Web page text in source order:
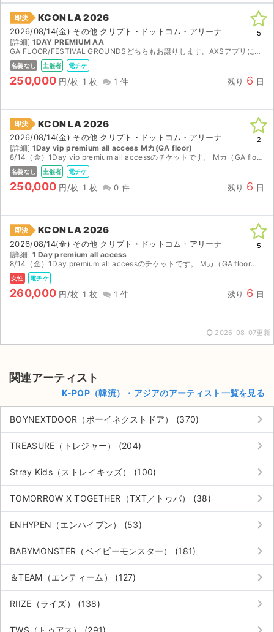
チケットジャム運営会社
チケットジャム利用規約
プライバシーポリシー
公演登録依頼
不正転売禁止法について
チケットジャムの取り組み
即決 KCON LA 2026
2026/08/14(金) その他 クリプト・ドットコム・アリーナ
[詳細] 1DAY PREMIUM AA
GA FLOOR/FESTIVAL GROUNDSどちらもお譲りします。AXSアプリにて譲渡します。
名義なし 主催者 電チケ
250,000 円/枚 1 枚 1 件 残り 6 日
5
即決 KCON LA 2026
2026/08/14(金) その他 クリプト・ドットコム・アリーナ
[詳細] 1Day vip premium all access Mカ(GA floor)
8/14（金）1Day vip premium all accessのチケットです。 Mカ（GA floor）のみのお譲りとなります。 FGチケットは譲渡不可。 AXSにて公式譲渡予定、お...
名義なし 主催者 電チケ
250,000 円/枚 1 枚 0 件 残り 6 日
2
即決 KCON LA 2026
2026/08/14(金) その他 クリプト・ドットコム・アリーナ
[詳細] 1 Day premium all access
8/14（金）1Day premium all accessのチケットです。 Mカ（GA floor）のみのお譲りとなります。 FGは含まれておりません。 AXSにて公式譲渡予定、お支払い...
女性 電チケ
260,000 円/枚 1 枚 1 件 残り 6 日
5
2026-08-07更新
関連アーティスト
K-POP（韓流）・アジアのアーティスト一覧を見る
BOYNEXTDOOR（ボーイネクストドア） (370) keyboard_arrow_right
TREASURE（トレジャー） (204) keyboard_arrow_right
Stray Kids（ストレイキッズ） (100) keyboard_arrow_right
TOMORROW X TOGETHER（TXT／トゥバ） (38) keyboard_arrow_right
ENHYPEN（エンハイプン） (53) keyboard_arrow_right
BABYMONSTER（ベイビーモンスター） (181) keyboard_arrow_right
＆TEAM（エンティーム） (127) keyboard_arrow_right
RIIZE（ライズ） (138) keyboard_arrow_right